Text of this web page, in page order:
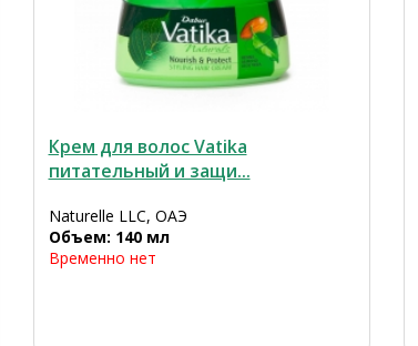
Крем для волос Vatika
питательный и защи...
Naturelle LLC, ОАЭ
Объем: 140 мл
Временно нет